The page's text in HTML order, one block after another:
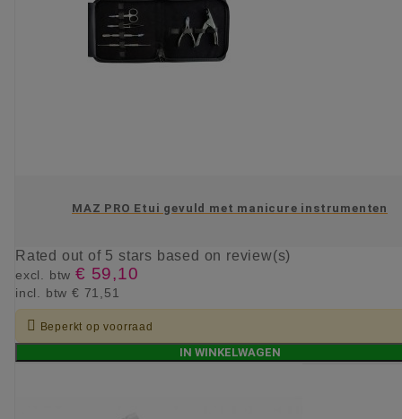
MAZ PRO Etui gevuld met manicure instrumenten
Rated out of 5 stars based on review(s)
excl. btw € 59,10
incl. btw € 71,51
 Beperkt op voorraad
IN WINKELWAGEN